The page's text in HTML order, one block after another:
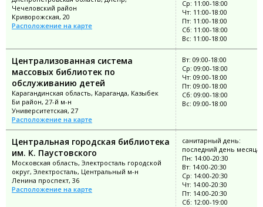
Чечеловский район
Криворожская, 20
Расположение на карте
Ср: 11:00-18:00
Чт: 11:00-18:00
Пт: 11:00-18:00
Сб: 11:00-18:00
Вс: 11:00-18:00
Централизованная система
массовых библиотек по
обслуживанию детей
Карагандинская область, Караганда, Казыбек
Би район, 27-й м-н
Университетская, 27
Расположение на карте
Вт: 09:00-18:00
Ср: 09:00-18:00
Чт: 09:00-18:00
Пт: 09:00-18:00
Сб: 09:00-18:00
Вс: 09:00-18:00
Центральная городская библиотека
им. К. Паустовского
Московская область, Электросталь городской
округ, Электросталь, Центральный м-н
Ленина проспект, 36
Расположение на карте
санитарный день:
последний день месяца
Пн: 14:00-20:30
Вт: 14:00-20:30
Ср: 14:00-20:30
Чт: 14:00-20:30
Пт: 14:00-20:30
Сб: 12:00-19:00